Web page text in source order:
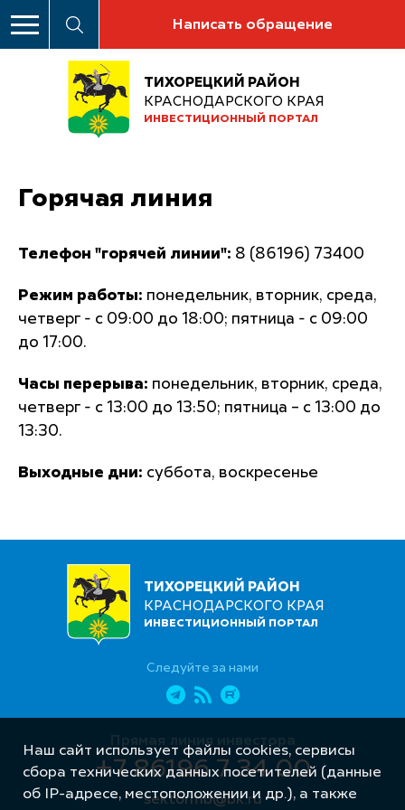
Написать обращение
ТИХОРЕЦКИЙ РАЙОН
КРАСНОДАРСКОГО КРАЯ
ИНВЕСТИЦИОННЫЙ ПОРТАЛ
Горячая линия
Телефон "горячей линии": 8 (86196) 73400
Режим работы: понедельник, вторник, среда,
четверг - с 09:00 до 18:00; пятница - с 09:00
до 17:00.
Часы перерыва: понедельник, вторник, среда,
четверг - с 13:00 до 13:50; пятница – с 13:00 до
13:30.
Выходные дни: суббота, воскресенье
ТИХОРЕЦКИЙ РАЙОН
КРАСНОДАРСКОГО КРАЯ
ИНВЕСТИЦИОННЫЙ ПОРТАЛ
Следуйте за нами
Прямая линия инвестора
+7 86196 7 34 00
sektormb@bk.ru
Наш сайт использует файлы cookies, сервисы
сбора технических данных посетителей (данные
об IP-адресе, местоположении и др.), а также